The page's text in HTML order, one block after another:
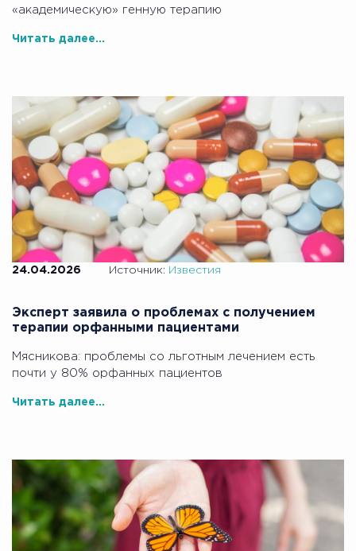
«академическую» генную терапию
Читать далее...
24.04.2026 Источник: Известия
Эксперт заявила о проблемах с получением
терапии орфанными пациентами
Мясникова: проблемы со льготным лечением есть
почти у 80% орфанных пациентов
Читать далее...